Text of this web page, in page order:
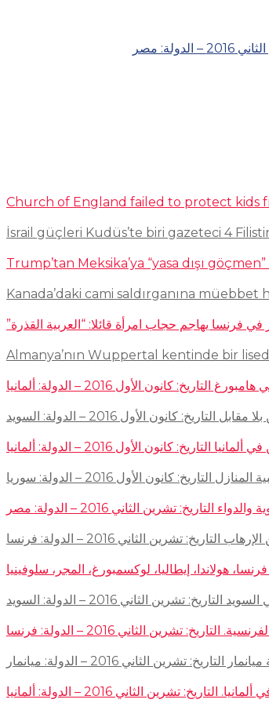
مصر
Church of England failed to protect kids
İsrail güçleri Kudüs’te biri gazeteci 4
Trump’tan Meksika’ya “yasa dışı
Kanada’daki cami saldırganına müebbet
فرنسا يهاجم حجاب امرأة قائلا: “العربية القذرة”
Almanya’nın Wuppertal kentinde bir
الأول 2016 – الدولة: ألمانيا
كانون الأول 2016 – الدولة: السويد
كانون الأول 2016 – الدولة: ألمانيا
كانون الأول 2016 – الدولة: سوريا
تشرين الثاني 2016 – الدولة: مصر
الثاني 2016 – الدولة: فرنسا
تشرين الثاني 2016 – الدولة: السويد
تشرين الثاني 2016 – الدولة: فرنسا
الثاني 2016 – الدولة: ميانمار
الثاني 2016 – الدولة: ألمانيا